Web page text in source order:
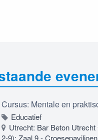
Educatief
Utrecht: Bar Beton
2-9): Zaal 9 - Croesepaviljoen